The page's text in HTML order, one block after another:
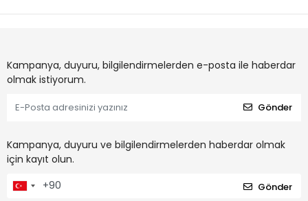
Kampanya, duyuru, bilgilendirmelerden e-posta ile haberdar
olmak istiyorum.
Gönder
Kampanya, duyuru ve bilgilendirmelerden haberdar olmak
için kayıt olun.
Gönder